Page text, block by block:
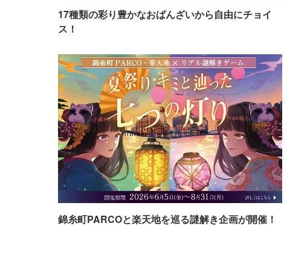
17種類の彩り豊かなおばんざいから自由にチョイ
ス！
錦糸町PARCOと楽天地を巡る謎解き企画が開催！